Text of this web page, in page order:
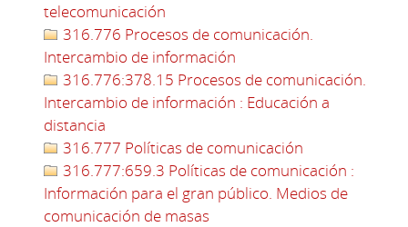
telecomunicación
316.776 Procesos de comunicación.
Intercambio de información
316.776:378.15 Procesos de comunicación.
Intercambio de información : Educación a
distancia
316.777 Políticas de comunicación
316.777:659.3 Políticas de comunicación :
Información para el gran público. Medios de
comunicación de masas